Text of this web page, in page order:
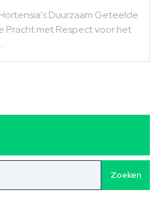
Duurzaam Geteelde
Pracht met Respect voor het
Zoeken